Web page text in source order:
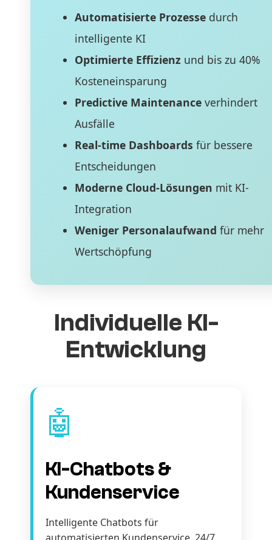
Automatisierte Prozessedurch
intelligente KI
Optimierte Effizienz und bis zu 40%
Kosteneinsparung
Predictive Maintenanceverhindert
Ausfälle
Real-time Dashboards für bessere
Entscheidungen
Moderne Cloud-Lösungen mit KI-
Integration
Weniger Personalaufwand für mehr
Wertschöpfung
Individuelle KI-
Entwicklung
🤖
KI-Chatbots &
Kundenservice
Intelligente Chatbots für